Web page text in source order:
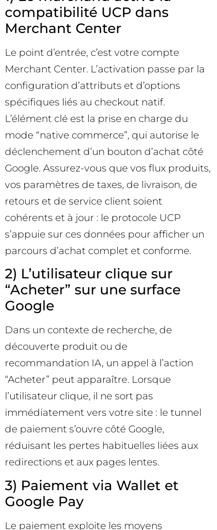
compatibilité UCP dans
Merchant Center
Le point d’entrée, c’est votre compte
Merchant Center. L’activation passe par la
configuration d’attributs et d’options
spécifiques liés au checkout natif.
L’élément clé est la prise en charge du
mode “native commerce”, qui autorise le
déclenchement d’un bouton d’achat côté
Google. Assurez-vous que vos flux produits,
vos paramètres de taxes, de livraison, de
retours et de service client soient
cohérents et à jour : le protocole UCP
s’appuie sur ces données pour afficher un
parcours d’achat complet et conforme.
2) L’utilisateur clique sur
“Acheter” sur une surface
Google
Dans un contexte de recherche, de
découverte produit ou de
recommandation IA, un appel à l’action
“Acheter” peut apparaître. Lorsque
l’utilisateur clique, il ne sort pas
immédiatement vers votre site : le tunnel
de paiement s’ouvre côté Google,
réduisant les pertes habituelles liées aux
redirections et aux pages lentes.
3) Paiement via Wallet et
Google Pay
Le paiement exploite les moyens